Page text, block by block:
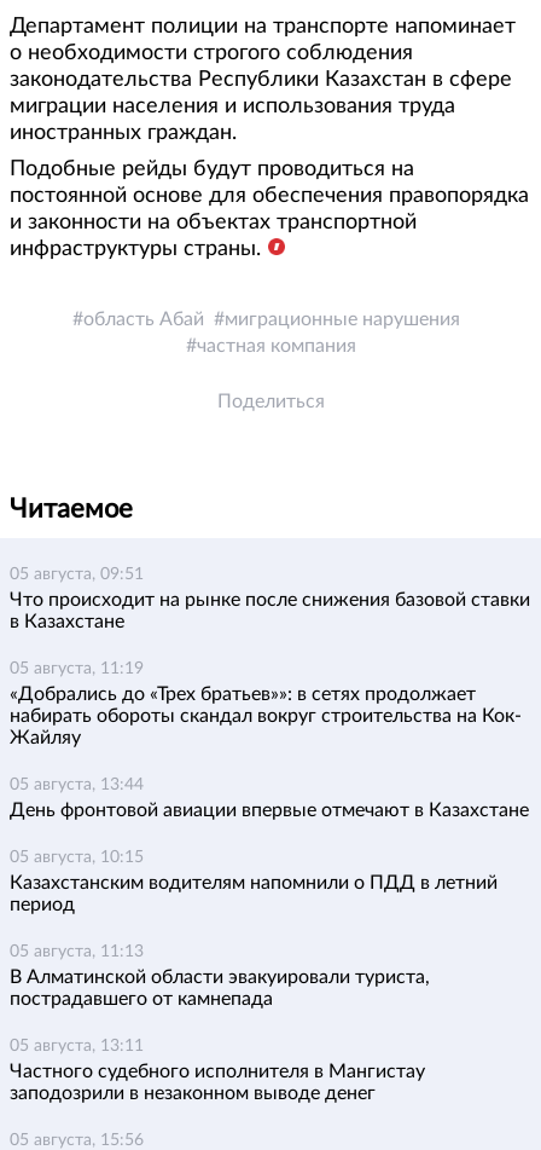
Департамент полиции на транспорте напоминает
о необходимости строгого соблюдения
законодательства Республики Казахстан в сфере
миграции населения и использования труда
иностранных граждан.
Подобные рейды будут проводиться на
постоянной основе для обеспечения правопорядка
и законности на объектах транспортной
инфраструктуры страны.
область Абай
миграционные нарушения
частная компания
Поделиться
Читаемое
05 августа, 09:51
Что происходит на рынке после снижения базовой ставки
в Казахстане
05 августа, 11:19
«Добрались до «Трех братьев»»: в сетях продолжает
набирать обороты скандал вокруг строительства на Кок-
Жайляу
05 августа, 13:44
День фронтовой авиации впервые отмечают в Казахстане
05 августа, 10:15
Казахстанским водителям напомнили о ПДД в летний
период
05 августа, 11:13
В Алматинской области эвакуировали туриста,
пострадавшего от камнепада
05 августа, 13:11
Частного судебного исполнителя в Мангистау
заподозрили в незаконном выводе денег
05 августа, 15:56